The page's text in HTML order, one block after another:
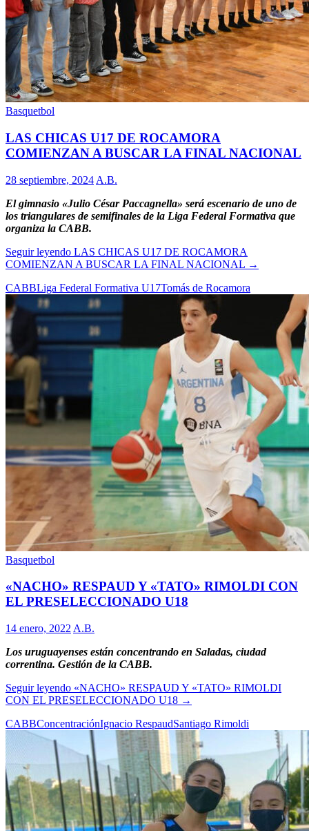
Basquetbol
LAS CHICAS U17 DE ROCAMORA
COMIENZAN A BUSCAR LA FINAL NACIONAL
28 septiembre, 2024 A.B.
El gimnasio «Julio César Paccagnella» será escenario de uno de
los triangulares de semifinales de la Liga Federal Formativa que
organiza la CABB.
Seguir leyendo LAS CHICAS U17 DE ROCAMORA
COMIENZAN A BUSCAR LA FINAL NACIONAL →
CABBLiga Federal Formativa U17Tomás de Rocamora
Basquetbol
«NACHO» RESPAUD Y «TATO» RIMOLDI CON
EL PRESELECCIONADO U18
14 enero, 2022 A.B.
Los uruguayenses están concentrando en Saladas, ciudad
correntina. Gestión de la CABB.
Seguir leyendo «NACHO» RESPAUD Y «TATO» RIMOLDI
CON EL PRESELECCIONADO U18 →
CABBConcentraciónIgnacio RespaudSantiago Rimoldi